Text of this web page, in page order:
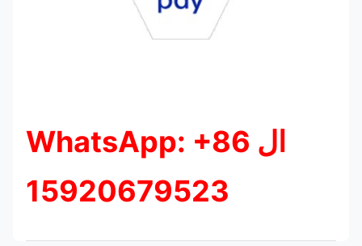
ال WhatsApp: +86
15920679523